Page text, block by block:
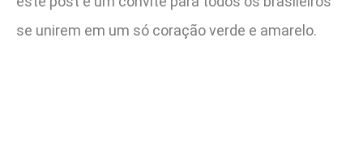
se unirem em um só coração verde e amarelo.